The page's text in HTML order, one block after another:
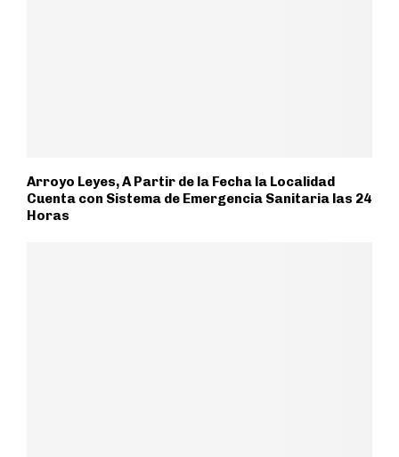
Arroyo Leyes, A Partir de la Fecha la Localidad
Cuenta con Sistema de Emergencia Sanitaria las 24
Horas